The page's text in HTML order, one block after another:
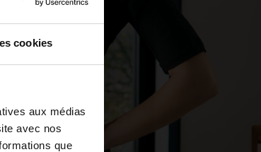
cookies
aux médias
avec nos
que